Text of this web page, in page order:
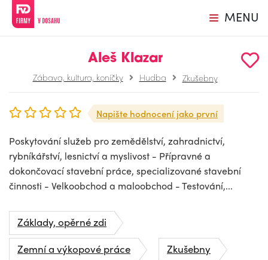
MENU
Aleš Klazar
Zábava, kultura, koníčky Hudba Zkušebny
Napište hodnocení jako první
Poskytování služeb pro zemědělství, zahradnictví,
rybníkářství, lesnictví a myslivost - Přípravné a
dokončovací stavební práce, specializované stavební
činnosti - Velkoobchod a maloobchod - Testování,...
Základy, opěrné zdi
Zemní a výkopové práce
Zkušebny